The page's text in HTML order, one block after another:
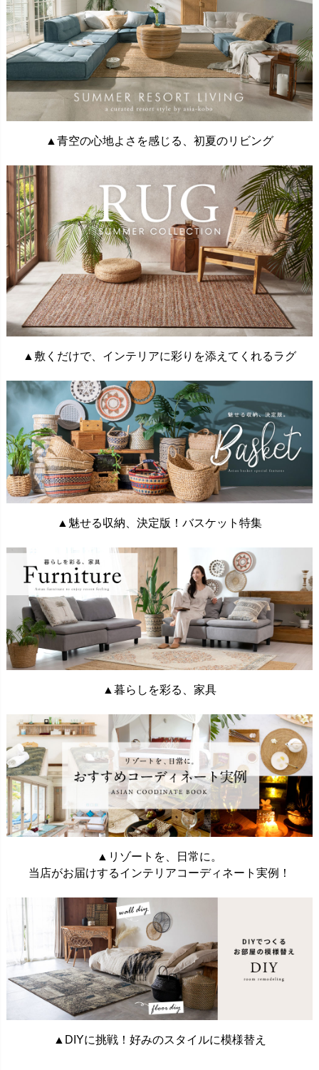
▲青空の心地よさを感じる、初夏のリビング
▲敷くだけで、インテリアに彩りを添えてくれるラグ
▲魅せる収納、決定版！バスケット特集
▲暮らしを彩る、家具
▲リゾートを、日常に。
当店がお届けするインテリアコーディネート実例！
▲DIYに挑戦！好みのスタイルに模様替え